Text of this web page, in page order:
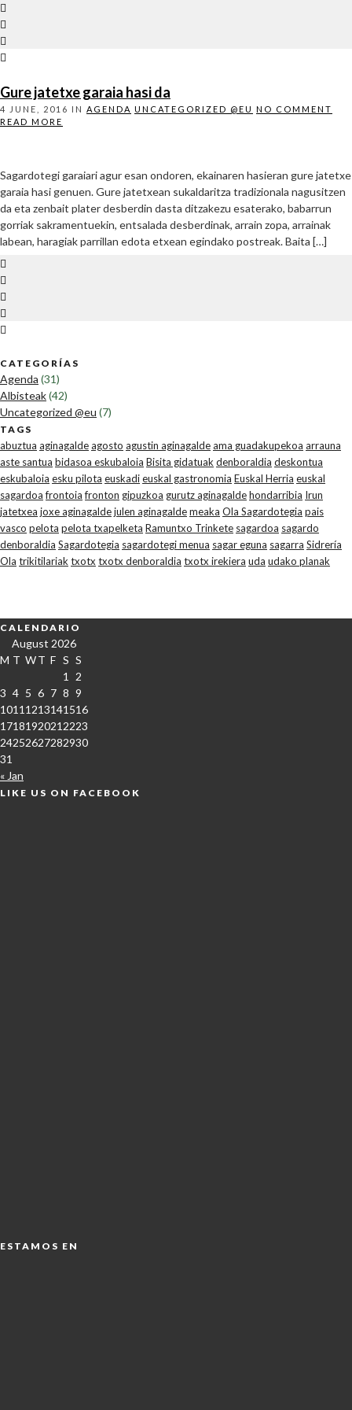
Gure jatetxe garaia hasi da
4 JUNE, 2016 IN AGENDA UNCATEGORIZED @EU NO COMMENT
READ MORE
Sagardotegi garaiari agur esan ondoren, ekainaren hasieran gure jatetxe
garaia hasi genuen. Gure jatetxean sukaldaritza tradizionala nagusitzen
da eta zenbait plater desberdin dasta ditzakezu esaterako, babarrun
gorriak sakramentuekin, entsalada desberdinak, arrain zopa, arrainak
labean, haragiak parrillan edota etxean egindako postreak. Baita […]
CATEGORÍAS
Agenda (31)
Albisteak(42)
Uncategorized @eu (7)
TAGS
abuztua aginagaldeagosto agustin aginagaldeama guadakupekoa arrauna
aste santua bidasoa eskubaloia Bisita gidatuakdenboraldia deskontua
eskubaloia esku pilota euskadieuskal gastronomia Euskal Herria euskal
sagardoa frontoia fronton gipuzkoa gurutz aginagaldehondarribia Irun
jatetxea joxe aginagaldejulen aginagaldemeaka Ola Sagardotegia pais
vasco pelota pelota txapelketa Ramuntxo Trinkete sagardoa sagardo
denboraldia Sagardotegia sagardotegi menua sagar eguna sagarra Sidrería
Ola trikitilariaktxotx txotx denboraldia txotx irekiera uda udako planak
CALENDARIO
August 2026
M T WT F S S
« Jan
1 2
3 4 5 6 7 8 9
10111213141516
17181920212223
24252627282930
31
LIKE US ON FACEBOOK
ESTAMOS EN